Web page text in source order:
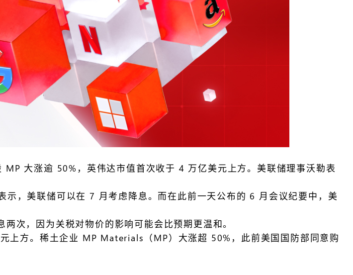
大涨逾 50%，英伟达市值首次收于 4 万亿美元上方。美联储理事沃勒表
，美联储可以在 7 月考虑降息。而在此前一天公布的 6 月会议纪要中，美
次，因为关税对物价的影响可能会比预期更温和。
方。稀土企业 MP Materials（MP）大涨超 50%，此前美国国防部同意购